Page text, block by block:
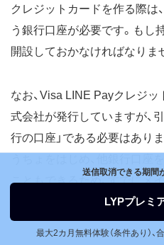
クレジットカードを作る際は
う銀行口座が必要です。もし
開設しておかなければなりま
なお、Visa LINE Payクレジ
式会社が発行していますが、
行の口座」である必要はあり
こともできるため、すでにメ
そちらを活用しましょう。
送信取消できる期間
LYPプレミ
最大2カ月無料体験（条件あり）